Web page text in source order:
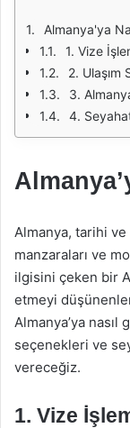
Almanya'ya
1. Vize
2. Ulaşım
3.
4.
Almanya, tarihi
manzaraları ve
ilgisini çeken bir
etmeyi
Almanya’ya
seçenekleri ve
vereceğiz.
1. Vize